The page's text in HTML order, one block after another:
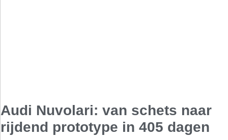
Audi Nuvolari: van schets naar
rijdend prototype in 405 dagen